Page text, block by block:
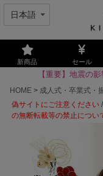
新商品 セール
【重要】地震の
HOME
成人式・卒業式・
偽サイトにご注意ください
の無断転載等の禁止につい